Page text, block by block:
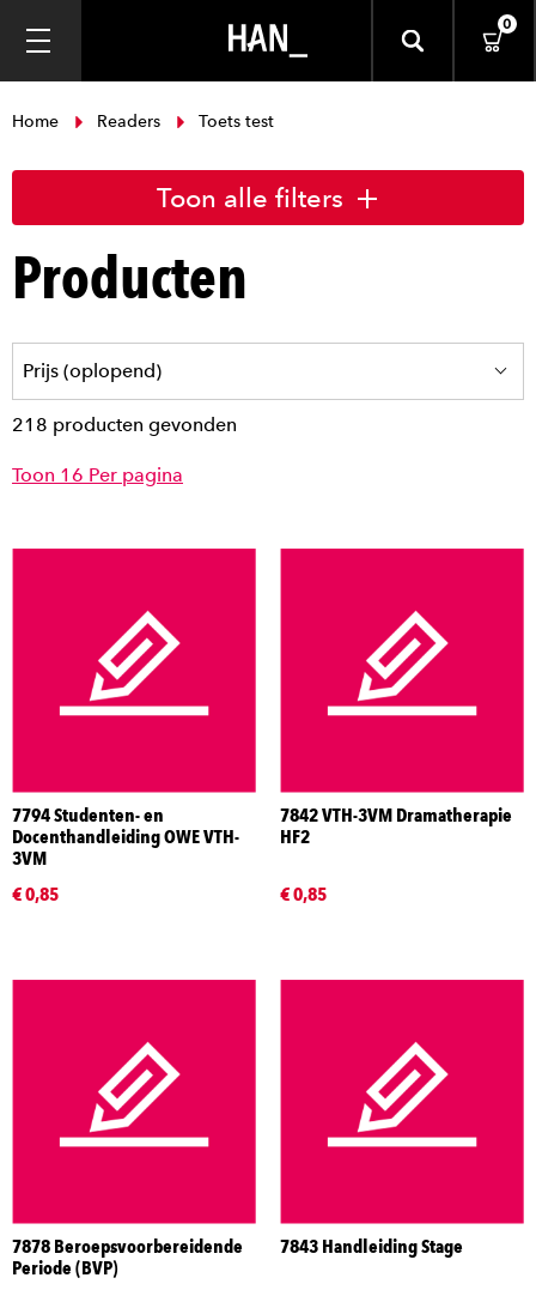
0
Home Readers Toets test
Toon alle filters
Producten
218 producten gevonden
Toon 16 Per pagina
7794 Studenten- en
Docenthandleiding OWE VTH-
3VM
€ 0,85
7842 VTH-3VM Dramatherapie
HF2
€ 0,85
7878 Beroepsvoorbereidende
Periode (BVP)
7843 Handleiding Stage